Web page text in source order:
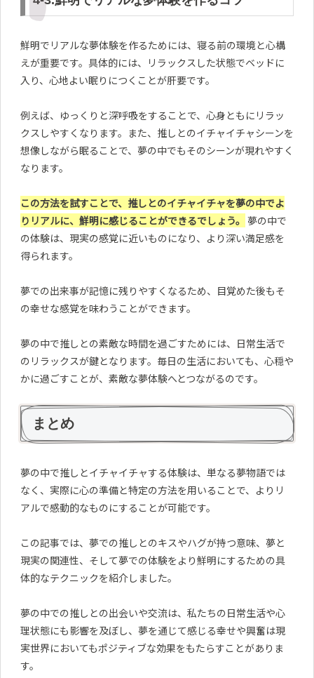
鮮明でリアルな夢体験を作るためには、寝る前の環境と心構
えが重要です。具体的には、リラックスした状態でベッドに
入り、心地よい眠りにつくことが肝要です。
例えば、ゆっくりと深呼吸をすることで、心身ともにリラッ
クスしやすくなります。また、推しとのイチャイチャシーンを
想像しながら眠ることで、夢の中でもそのシーンが現れやすく
なります。
この方法を試すことで、推しとのイチャイチャを夢の中でよ
りリアルに、鮮明に感じることができるでしょう。 夢の中で
の体験は、現実の感覚に近いものになり、より深い満足感を
得られます。
夢での出来事が記憶に残りやすくなるため、目覚めた後もそ
の幸せな感覚を味わうことができます。
夢の中で推しとの素敵な時間を過ごすためには、日常生活で
のリラックスが鍵となります。毎日の生活においても、心穏や
かに過ごすことが、素敵な夢体験へとつながるのです。
まとめ
夢の中で推しとイチャイチャする体験は、単なる夢物語では
なく、実際に心の準備と特定の方法を用いることで、よりリ
アルで感動的なものにすることが可能です。
この記事では、夢での推しとのキスやハグが持つ意味、夢と
現実の関連性、そして夢での体験をより鮮明にするための具
体的なテクニックを紹介しました。
夢の中での推しとの出会いや交流は、私たちの日常生活や心
理状態にも影響を及ぼし、夢を通じて感じる幸せや興奮は現
実世界においてもポジティブな効果をもたらすことがありま
す。